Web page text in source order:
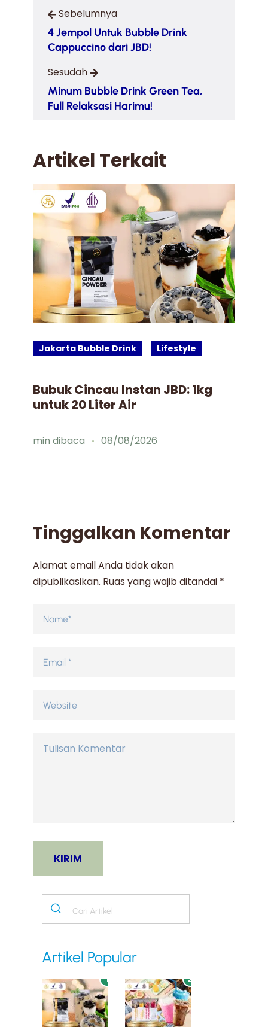
Sebelumnya
4 Jempol Untuk Bubble Drink
Cappuccino dari JBD!
Sesudah
Minum Bubble Drink Green Tea,
Full Relaksasi Harimu!
Artikel Terkait
Jakarta Bubble Drink Lifestyle
Bubuk Cincau Instan JBD: 1kg
untuk 20 Liter Air
min dibaca 08/08/2026
Tinggalkan Komentar
Alamat email Anda tidak akan
dipublikasikan. Ruas yang wajib ditandai *
Artikel Popular
1 2